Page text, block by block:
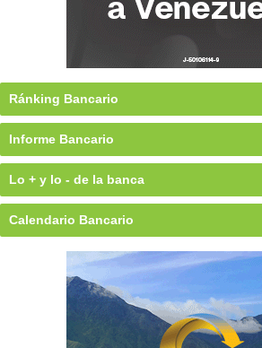
Ránking Bancario
Informe Bancario
Lo + y lo - de la banca
Calendario Bancario